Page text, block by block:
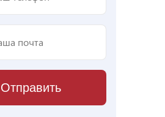
Отправить